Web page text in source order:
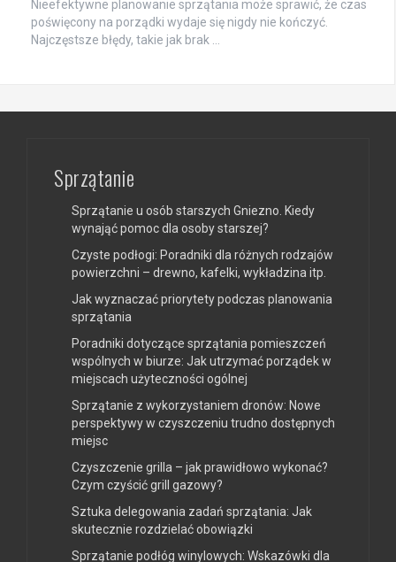
Nieefektywne planowanie sprzątania może sprawić, że czas
poświęcony na porządki wydaje się nigdy nie kończyć.
Najczęstsze błędy, takie jak brak …
Sprzątanie
Sprzątanie u osób starszych Gniezno. Kiedy
wynająć pomoc dla osoby starszej?
Czyste podłogi: Poradniki dla różnych rodzajów
powierzchni – drewno, kafelki, wykładzina itp.
Jak wyznaczać priorytety podczas planowania
sprzątania
Poradniki dotyczące sprzątania pomieszczeń
wspólnych w biurze: Jak utrzymać porządek w
miejscach użyteczności ogólnej
Sprzątanie z wykorzystaniem dronów: Nowe
perspektywy w czyszczeniu trudno dostępnych
miejsc
Czyszczenie grilla – jak prawidłowo wykonać?
Czym czyścić grill gazowy?
Sztuka delegowania zadań sprzątania: Jak
skutecznie rozdzielać obowiązki
Sprzątanie podłóg winylowych: Wskazówki dla